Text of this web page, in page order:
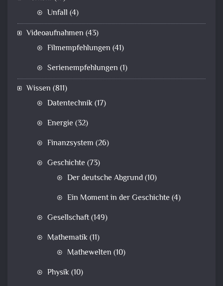
Unfall (4)
Videoaufnahmen (43)
Filmempfehlungen (41)
Serienempfehlungen (1)
Wissen (811)
Datentechnik(17)
Energie (32)
Finanzsystem (26)
Geschichte (73)
Der deutsche Abgrund(10)
Ein Moment in der Geschichte (4)
Gesellschaft(149)
Mathematik(11)
Mathewelten (10)
Physik(10)